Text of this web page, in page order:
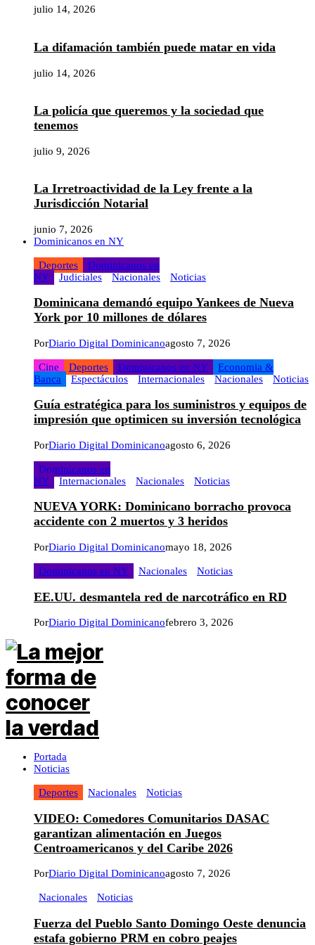
julio 14, 2026
La difamación también puede matar en vida
julio 14, 2026
La policía que queremos y la sociedad que
tenemos
julio 9, 2026
La Irretroactividad de la Ley frente a la
Jurisdicción Notarial
junio 7, 2026
Dominicanos en NY
Deportes
Dominicanos en
NY
Judiciales Nacionales Noticias
Dominicana demandó equipo Yankees de Nueva
York por 10 millones de dólares
PorDiario Digital Dominicanoagosto 7, 2026
Cine Deportes Dominicanos en NY
Economia &
Banca
Espectáculos Internacionales Nacionales Noticias
Guía estratégica para los suministros y equipos de
impresión que optimicen su inversión tecnológica
PorDiario Digital Dominicanoagosto 6, 2026
Dominicanos en
NY
Internacionales Nacionales Noticias
NUEVA YORK: Dominicano borracho provoca
accidente con 2 muertos y 3 heridos
PorDiario Digital Dominicanomayo 18, 2026
Dominicanos en NY Nacionales Noticias
EE.UU. desmantela red de narcotráfico en RD
PorDiario Digital Dominicanofebrero 3, 2026
Portada
Noticias
Deportes Nacionales Noticias
VIDEO: Comedores Comunitarios DASAC
garantizan alimentación en Juegos
Centroamericanos y del Caribe 2026
PorDiario Digital Dominicanoagosto 7, 2026
Nacionales Noticias
Fuerza del Pueblo Santo Domingo Oeste denuncia
estafa gobierno PRM en cobro peajes